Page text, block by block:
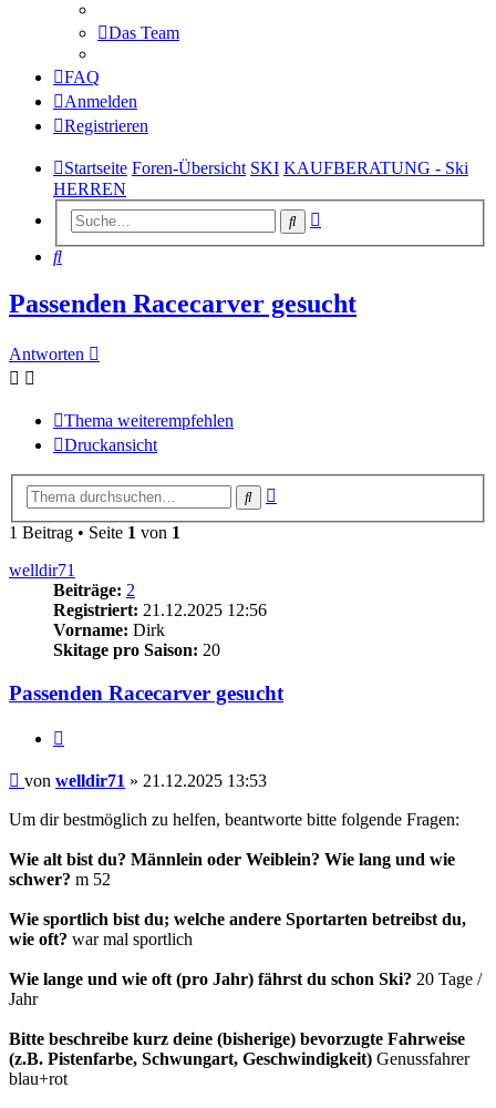
Das Team
FAQ
Anmelden
Registrieren
Startseite Foren-Übersicht SKI KAUFBERATUNG - Ski
HERREN
Suche
Suche
Passenden Racecarver gesucht
Antworten
Thema weiterempfehlen
Druckansicht
Suche
1 Beitrag • Seite 1 von 1
welldir71
Beiträge: 2
Registriert: 21.12.2025 12:56
Vorname: Dirk
Skitage pro Saison: 20
Passenden Racecarver gesucht
Beitrag
von welldir71 » 21.12.2025 13:53
Um dir bestmöglich zu helfen, beantworte bitte folgende Fragen:
Wie alt bist du? Männlein oder Weiblein? Wie lang und wie
schwer? m 52
Wie sportlich bist du; welche andere Sportarten betreibst du,
wie oft? war mal sportlich
Wie lange und wie oft (pro Jahr) fährst du schon Ski? 20 Tage /
Jahr
Bitte beschreibe kurz deine (bisherige) bevorzugte Fahrweise
(z.B. Pistenfarbe, Schwungart, Geschwindigkeit) Genussfahrer
blau+rot